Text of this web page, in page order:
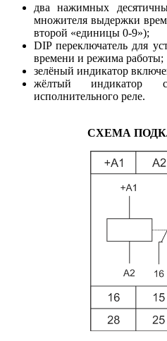
два нажимных
множителя выдержки
второй «единицы 0-9»);
DIP переключатель для
времени и режима работы;
зелёный индикатор
жёлтый индикатор
исполнительного реле.
СХЕМА